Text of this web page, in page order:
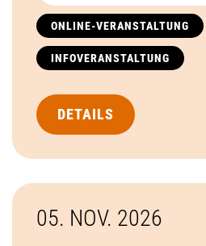
ONLINE-VERANSTALTUNG
INFOVERANSTALTUNG
DETAILS
05. NOV. 2026